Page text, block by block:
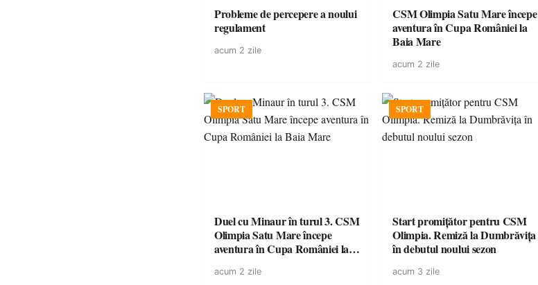
Probleme de percepere a noului
regulament
acum 2 zile
CSM Olimpia Satu Mare începe
aventura în Cupa României la
Baia Mare
acum 2 zile
SPORT
Duel cu Minaur în turul 3. CSM
Olimpia Satu Mare începe
aventura în Cupa României la
acum 2 zile
SPORT
Start promițător pentru CSM
Olimpia. Remiză la Dumbrăvița
în debutul noului sezon
acum 3 zile